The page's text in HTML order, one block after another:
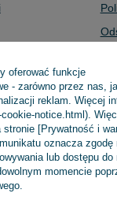
Sp.k,Klasztorna 38,
oferować funkcje
- zarówno przez nas,
reklam. Więcej
notice.html).
[Prywatność i
oznacza zgodę
lub dostępu do
momencie